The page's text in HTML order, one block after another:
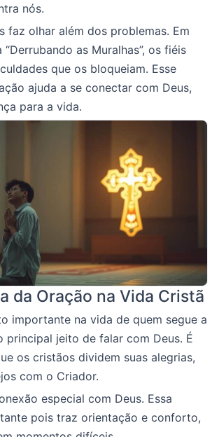
nós.
faz olhar além dos problemas. Em
as Muralhas”, os fiéis
que os bloqueiam. Esse
ajuda a se conectar com Deus,
para a vida.
da Oração na Vida Cristã
importante na vida de quem segue a
principal jeito de falar com Deus. É
os cristãos dividem suas alegrias,
com o Criador.
especial com Deus. Essa
pois traz orientação e conforto,